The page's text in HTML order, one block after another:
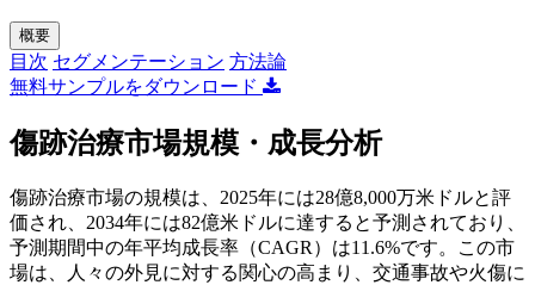
概要
目次 セグメンテーション 方法論
無料サンプルをダウンロード
傷跡治療市場規模・成長分析
傷跡治療市場の規模は、2025年には28億8,000万米ドルと評
価され、2034年には82億米ドルに達すると予測されており、
予測期間中の年平均成長率（CAGR）は11.6%です。この市
場は、人々の外見に対する関心の高まり、交通事故や火傷に